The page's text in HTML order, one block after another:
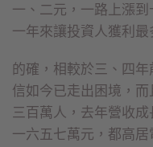
一、二元，一路上漲
一年來讓投資人獲利最
的確，相較於三、四
信如今已走出困境，
三百萬人，去年營收
一六五七萬元，都高